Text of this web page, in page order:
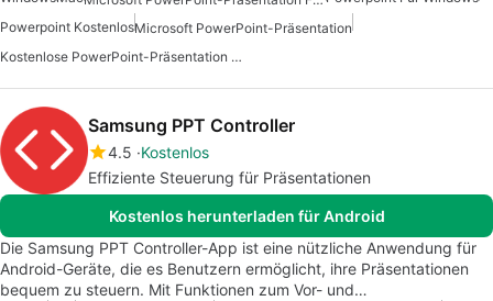
Powerpoint KostenlosMicrosoft PowerPoint-Präsentation
Kostenlose PowerPoint-Präsentation Für Windows
Samsung PPT Controller
4.5 Kostenlos
Effiziente Steuerung für Präsentationen
Kostenlos herunterladen für Android
Die Samsung PPT Controller-App ist eine nützliche Anwendung für
Android-Geräte, die es Benutzern ermöglicht, ihre Präsentationen
bequem zu steuern. Mit Funktionen zum Vor- und…